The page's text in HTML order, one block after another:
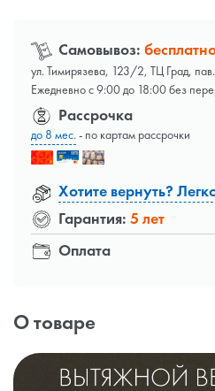
Самовывоз:
ул. Тимирязева, 123/2, ТЦ Град,
Ежедневно с 9:00 до 18:00 без
Оплата
Рассрочка
до 8 мес.- по картам рассрочки
Хотите вернуть?
Гарантия: 5 лет
О товаре